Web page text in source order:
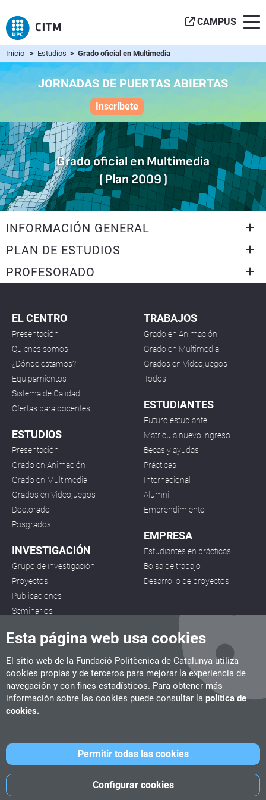
Esta página web usa cookies
El sitio web de la Fundació Politècnica de Catalunya utiliza
cookies propias y de terceros para mejorar la experiencia de
navegación y con fines estadísticos. Para obtener más
información sobre las cookies puede consultar la política de
cookies.
Configurar cookies
Permitir todas las cookies
CAMPUS
Inicio > Estudios > Grado oficial en Multimedia
JORNADAS DE PUERTAS ABIERTAS
Inscríbete
Grado oficial en Multimedia
( Plan 2009 )
INFORMACIÓN GENERAL
PLAN DE ESTUDIOS
PROFESORADO
EL CENTRO
Presentación
Quienes somos
¿Dónde estamos?
Equipamientos
Sistema de Calidad
Ofertas para docentes
ESTUDIOS
Presentación
Grado en Animación
Grado en Multimedia
Grados en Videojuegos
Doctorado
Posgrados
INVESTIGACIÓN
Grupo de investigación
Proyectos
Publicaciones
Seminarios
TRABAJOS
Grado en Animación
Grado en Multimedia
Grados en Videojuegos
Todos
ESTUDIANTES
Futuro estudiante
Matrícula nuevo ingreso
Becas y ayudas
Prácticas
Internacional
Alumni
Emprendimiento
EMPRESA
Estudiantes en prácticas
Bolsa de trabajo
Desarrollo de proyectos
CITM
C/ de la Igualtat, 33, 08222 Terrassa
UPC School